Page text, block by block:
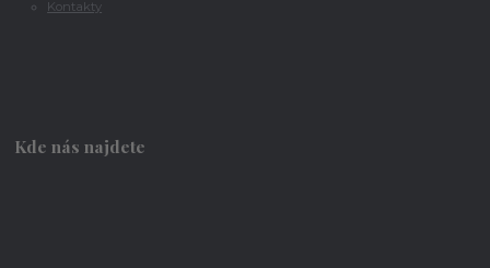
Kontakty
Kde nás najdete